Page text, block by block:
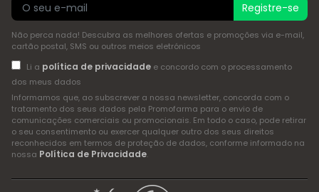
Registre-se
Não perca nada! Descubra as melhores ofertas e promoções via e-mail,
cartão postal, SMS ou outros meios eletrónicos
Li a política de privacidadee concordo com o processamento
dos meus dados
Informamos que, ao subscrever a nossa newsletter, concorda com o
tratamento dos seus dados pela Promofarma para o envio de
comunicações comerciais ou promocionais. Em todo o caso, pode retirar
o seu consentimento ou exercer qualquer outro dos seus direitos
reconhecidos em termos de proteção de dados, conforme informado na
nossa Política de Privacidade.